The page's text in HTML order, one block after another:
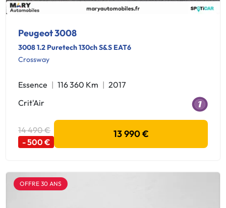
Peugeot 3008
3008 1.2 Puretech 130ch S&S EAT6
Crossway
Essence 116 360 Km
2017
Crit'Air
14 490 €
- 500 €
13 990 €
OFFRE 30 ANS